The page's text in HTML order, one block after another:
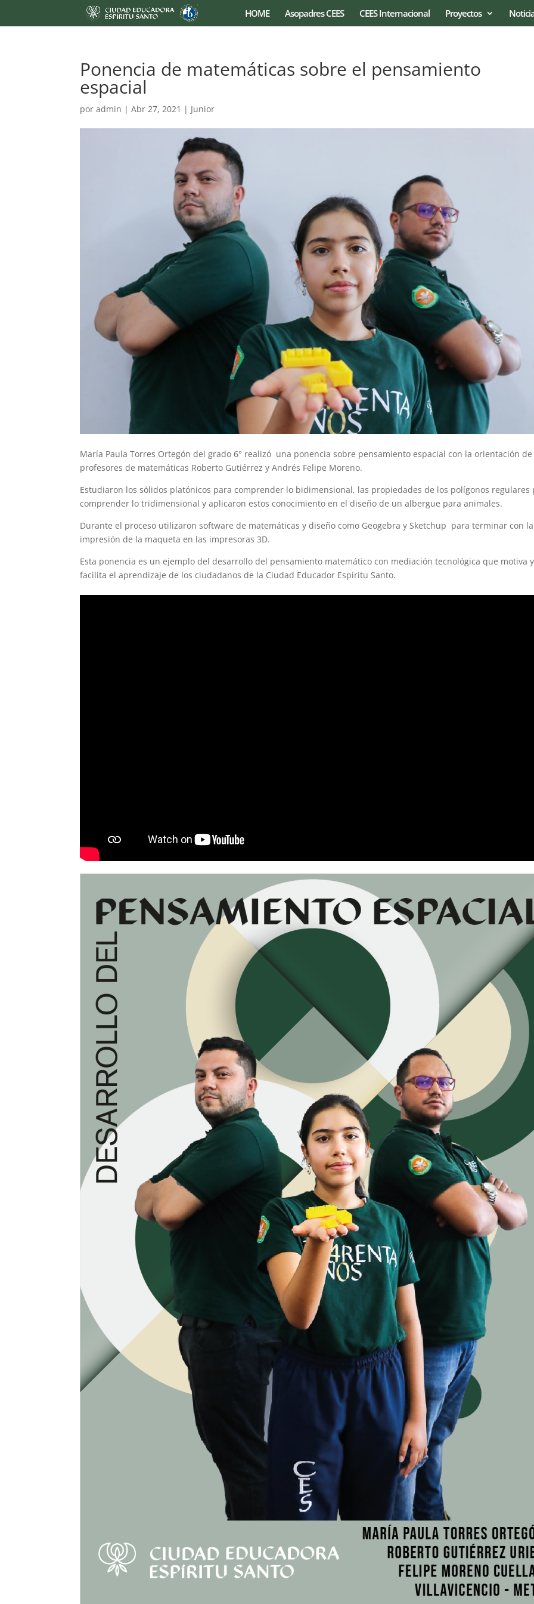
HOME Asopadres CEES CEES Internacional Proyectos
Ponencia de matemáticas sobre el pensamiento
espacial
poradmin |Abr 27, 2021 | Junior
María Paula Torres Ortegón del grado 6° realizó una ponencia sobre pensamiento espacial con la orientación
profesores de matemáticas Roberto Gutiérrez y Andrés Felipe Moreno.
Estudiaron los sólidos platónicos para comprender lo bidimensional, las propiedades de los polígonos regulares
comprender lo tridimensional y aplicaron estos conocimiento en el diseño de un albergue para animales.
Durante el proceso utilizaron software de matemáticas y diseño como Geogebra y Sketchup para terminar con la
impresión de la maqueta en las impresoras 3D.
Esta ponencia es un ejemplo del desarrollo del pensamiento matemático con mediación tecnológica que motiva y
facilita el aprendizaje de los ciudadanos de la Ciudad Educador Espíritu Santo.